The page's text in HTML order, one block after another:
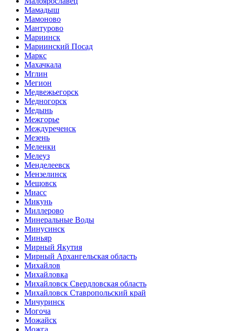
Мамадыш
Мамоново
Мантурово
Мариинск
Мариинский Посад
Маркс
Махачкала
Мглин
Мегион
Медвежьегорск
Медногорск
Медынь
Межгорье
Междуреченск
Мезень
Меленки
Мелеуз
Менделеевск
Мензелинск
Мещовск
Миасс
Микунь
Миллерово
Минеральные Воды
Минусинск
Миньяр
Мирный Якутия
Мирный Архангельская область
Михайлов
Михайловка
Михайловск Свердловская область
Михайловск Ставропольский край
Мичуринск
Могоча
Можайск
Можга